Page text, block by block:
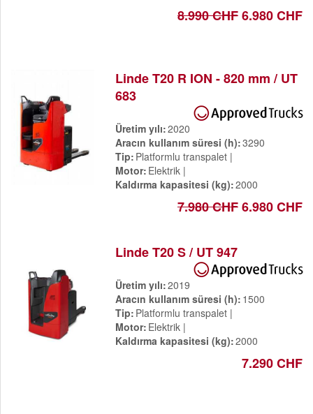
8.990 CHF6.980 CHF
Linde T20 R ION - 820 mm / UT
683
Üretim yılı 2020
Aracın kullanım süresi (h) 3290
Tip Platformlu transpalet
Motor Elektrik
Kaldırma kapasitesi (kg) 2000
7.980 CHF6.980 CHF
Linde T20 S / UT 947
Üretim yılı 2019
Aracın kullanım süresi (h) 1500
Tip Platformlu transpalet
Motor Elektrik
Kaldırma kapasitesi (kg) 2000
7.290 CHF